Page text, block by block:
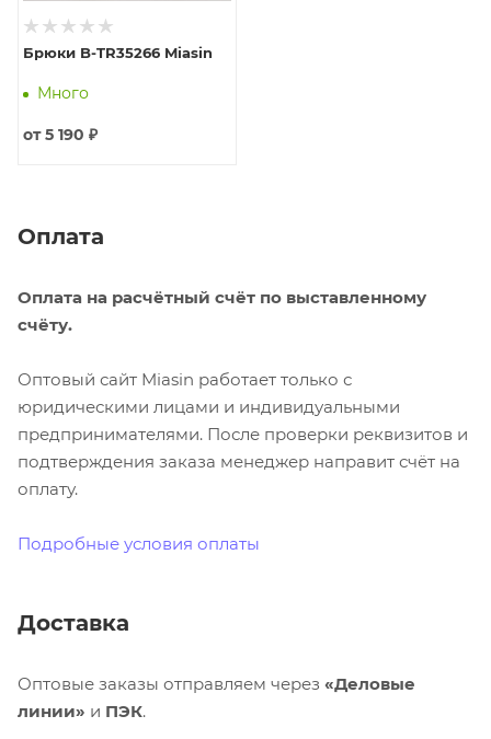
Брюки B-TR35266 Miasin
Много
от5 190 ₽
Оплата
Оплата на расчётный счёт по выставленному
счёту.
Оптовый сайт Miasin работает только с
юридическими лицами и индивидуальными
предпринимателями. После проверки реквизитов и
подтверждения заказа менеджер направит счёт на
оплату.
Подробные условия оплаты
Доставка
Оптовые заказы отправляем через «Деловые
линии» и ПЭК.